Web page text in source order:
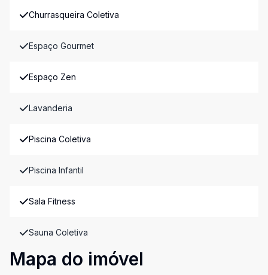
Churrasqueira Coletiva
Espaço Gourmet
Espaço Zen
Lavanderia
Piscina Coletiva
Piscina Infantil
Sala Fitness
Sauna Coletiva
Mapa do imóvel